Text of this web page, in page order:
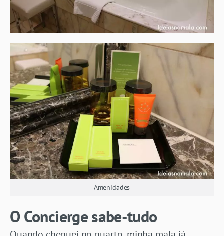
Amenidades
O Concierge sabe-tudo